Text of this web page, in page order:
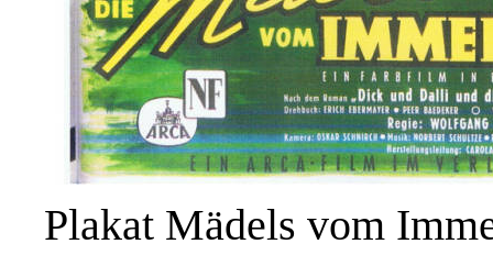
Plakat Mädels vom